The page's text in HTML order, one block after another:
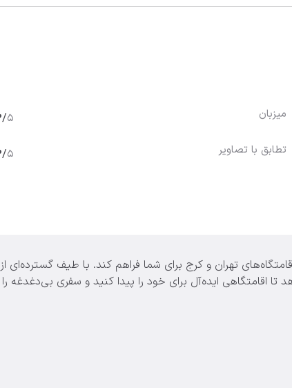
است .
میزبان 5
/
تطابق با تصاویر 5
/
تهران و کرج برای شما فراهم کند. با طیف گسترده‌ای از
اقامتگاهی ایده‌آل برای خود را پیدا کنید و سفری بی‌دغدغه را